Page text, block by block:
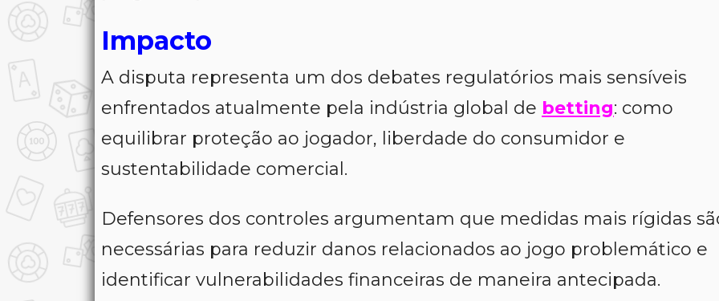
Impacto
A disputa representa um dos debates regulatórios mais sensíveis
enfrentados atualmente pela indústria global de betting: como
equilibrar proteção ao jogador, liberdade do consumidor e
sustentabilidade comercial.
Defensores dos controles argumentam que medidas mais rígidas
necessárias para reduzir danos relacionados ao jogo problemático e
identificar vulnerabilidades financeiras de maneira antecipada.